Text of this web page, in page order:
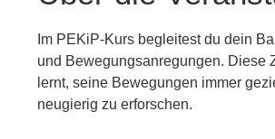
Im PEKiP-Kurs begleitest du dein
und Bewegungsanregungen. Diese
lernt, seine Bewegungen immer
neugierig zu erforschen.